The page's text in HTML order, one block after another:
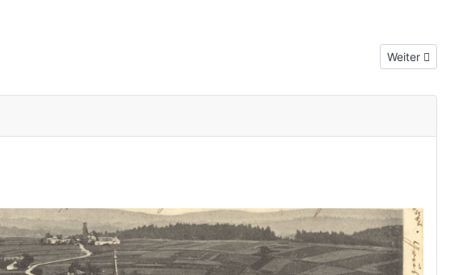
Nächster
Weiter